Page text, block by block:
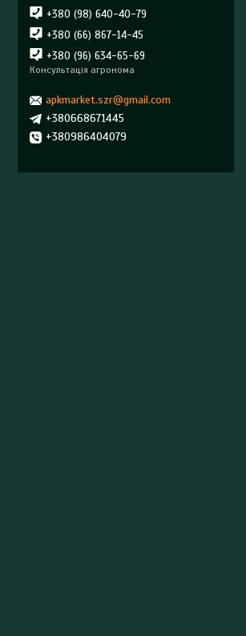
+380 (98) 640-40-79
+380 (66) 867-14-45
+380 (96) 634-65-69
Консультація агронома
apkmarket.szr@gmail.com
+380668671445
+380986404079